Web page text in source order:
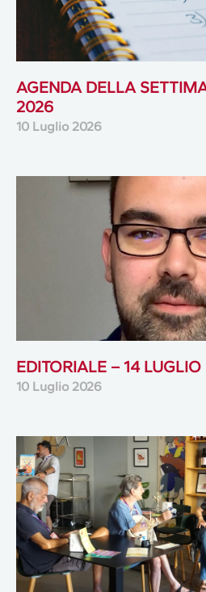
AGENDA DELLA
2026
10 Luglio 2026
EDITORIALE – 14
10 Luglio 2026